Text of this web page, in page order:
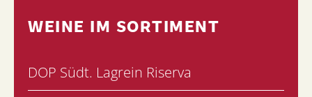
WEINE IM SORTIMENT
DOP Südt. Lagrein Riserva